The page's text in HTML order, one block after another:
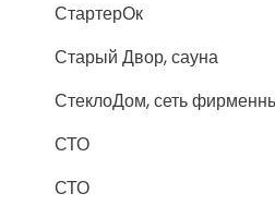
СтартерОк
Старый Двор, сауна
СтеклоДом, сеть
СТО
СТО